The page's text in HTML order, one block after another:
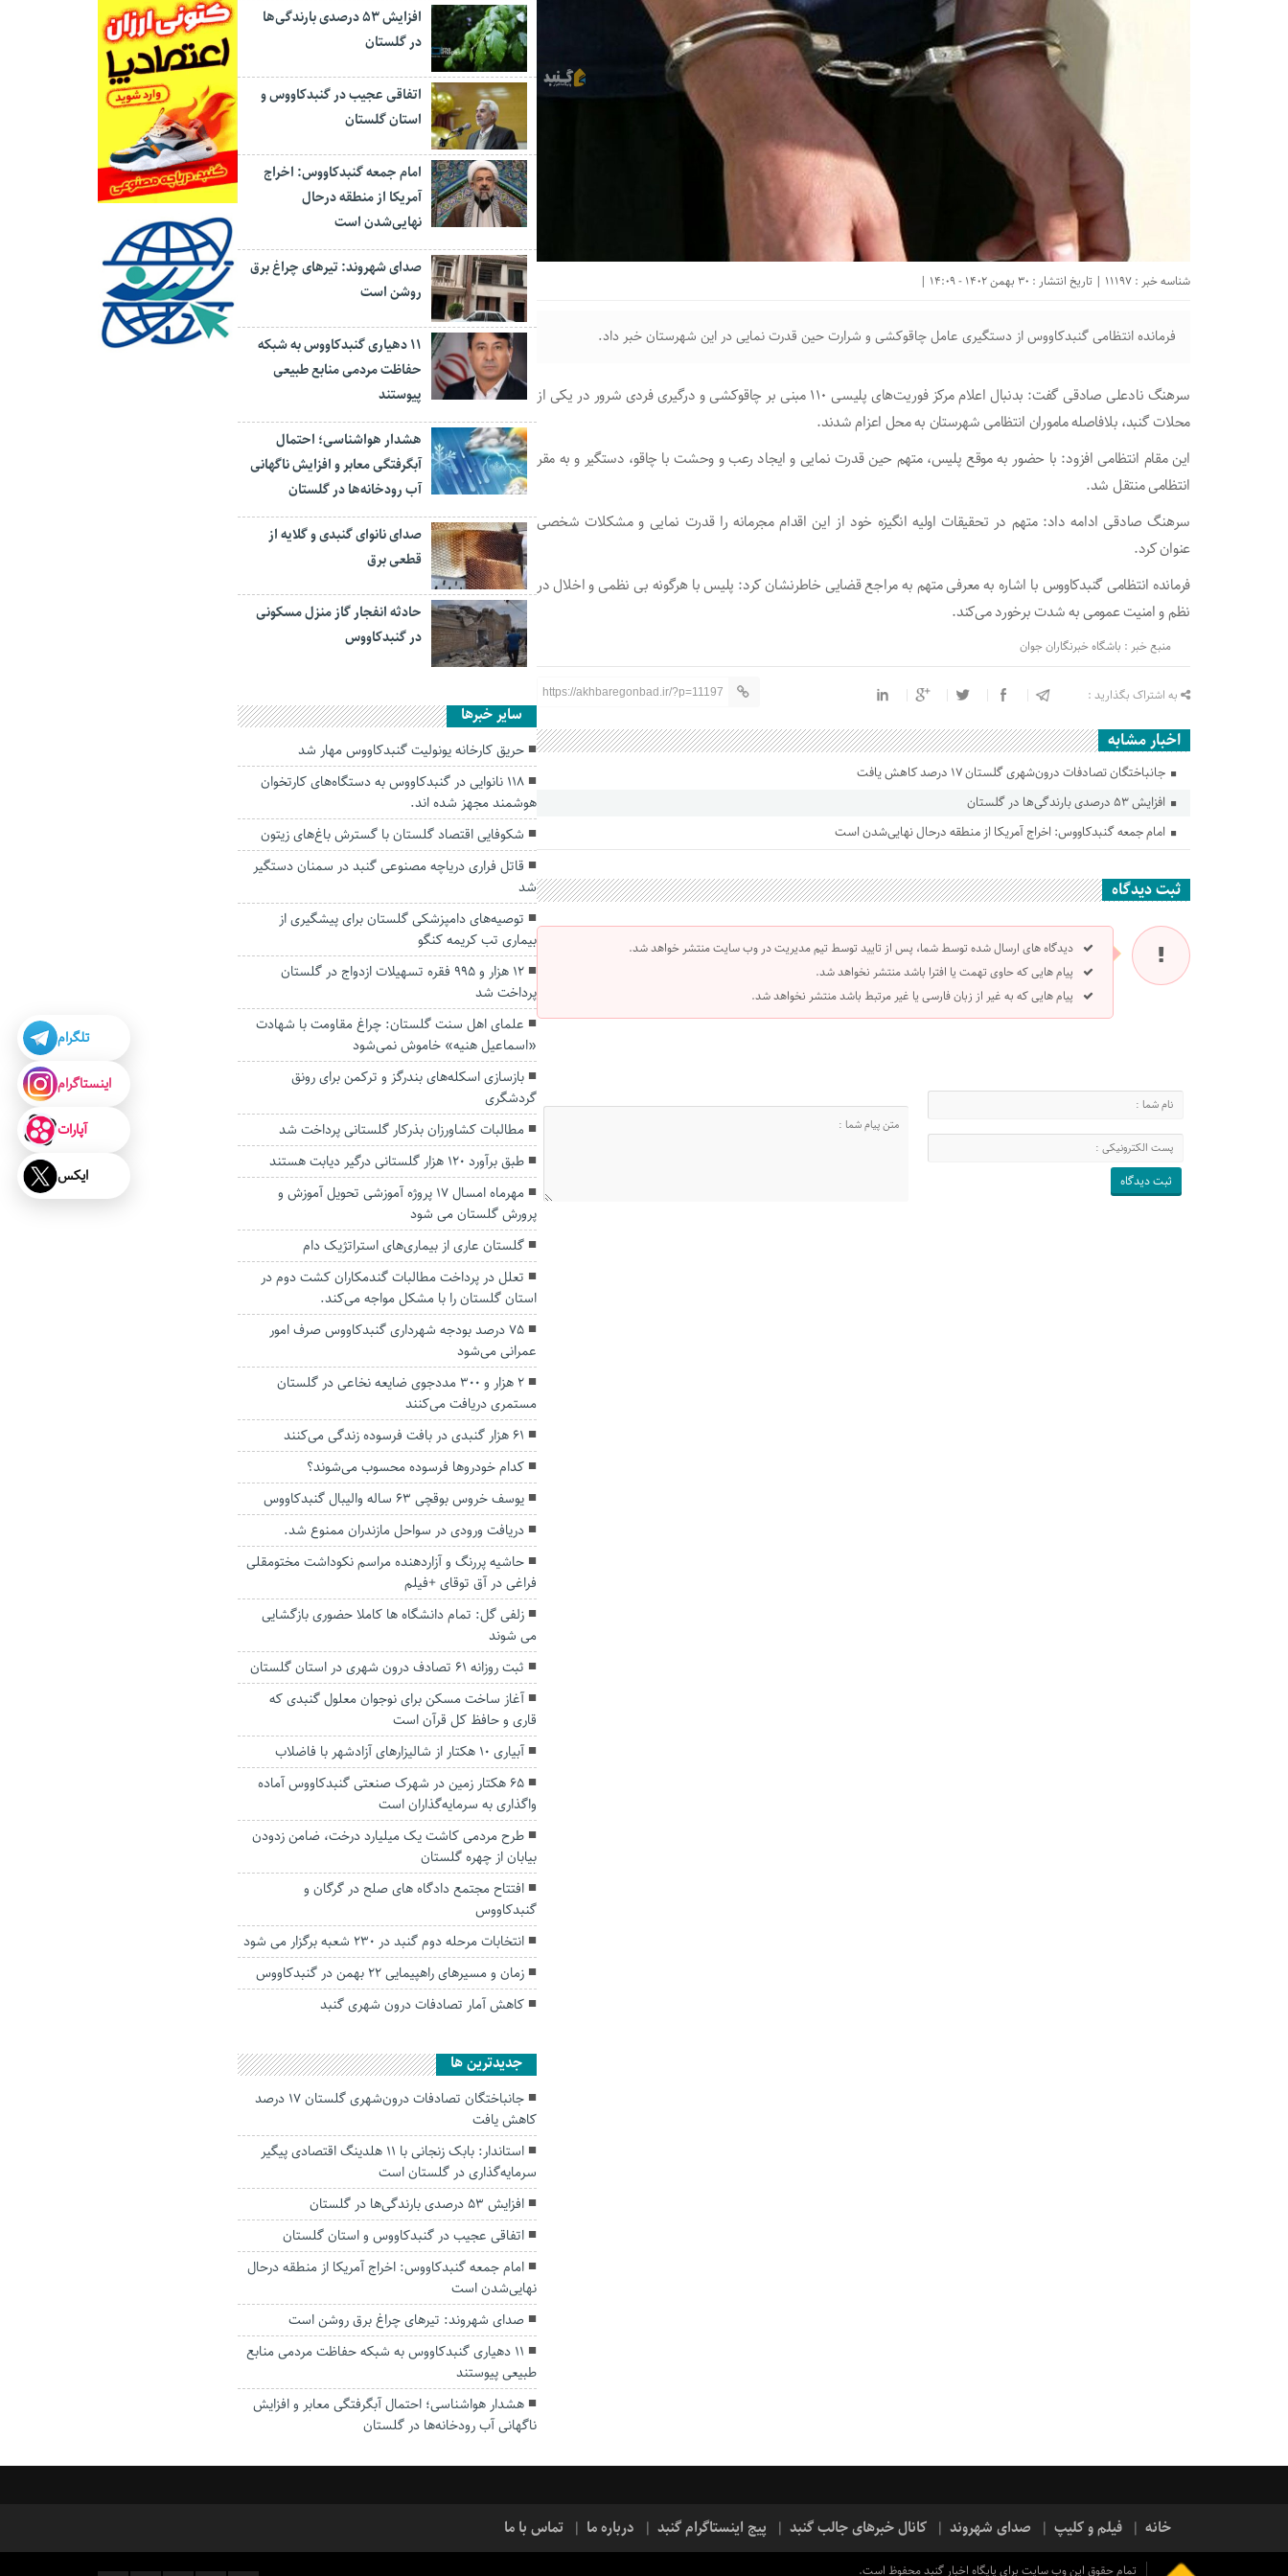
شناسه خبر : 11197 | تاریخ انتشار : 30 بهمن 1402 - 14:09 |
فرمانده انتظامی گنبدکاووس از دستگیری عامل چاقوکشی و شرارت حین قدرت نمایی در این شهرستان خبر داد.
سرهنگ نادعلی صادقی گفت: بدنبال اعلام مرکز فوریت‌های پلیسی ۱۱۰ مبنی بر چاقوکشی و درگیری فردی شرور در یکی از
محلات گنبد، بلافاصله ماموران انتظامی شهرستان به محل اعزام شدند.
این مقام انتظامی افزود: با حضور به موقع پلیس، متهم حین قدرت نمایی و ایجاد رعب و وحشت با چاقو، دستگیر و به مقر
انتظامی منتقل شد.
سرهنگ صادقی ادامه داد: متهم در تحقیقات اولیه انگیزه خود از این اقدام مجرمانه را قدرت نمایی و مشکلات شخصی
عنوان کرد.
فرمانده انتظامی گنبدکاووس با اشاره به معرفی متهم به مراجع قضایی خاطرنشان کرد: پلیس با هرگونه بی نظمی و اخلال در
نظم و امنیت عمومی به شدت برخورد می‌کند.
منبع خبر : باشگاه خبرنگاران جوان
به اشتراک بگذارید : https://akhbaregonbad.ir/?p=11197
اخبار مشابه
جانباختگان تصادفات درون‌شهری گلستان ۱۷ درصد کاهش یافت
افزایش ۵۳ درصدی بارندگی‌ها در گلستان
امام جمعه گنبدکاووس: اخراج آمریکا از منطقه درحال نهایی‌شدن است
ثبت دیدگاه
دیدگاه های ارسال شده توسط شما، پس از تایید توسط تیم مدیریت در وب سایت منتشر خواهد شد.
پیام هایی که حاوی تهمت یا افترا باشد منتشر نخواهد شد.
پیام هایی که به غیر از زبان فارسی یا غیر مرتبط باشد منتشر نخواهد شد.
افزایش ۵۳ درصدی بارندگی‌ها
در گلستان
اتفاقی عجیب در‌ گنبدکاووس و
استان گلستان
امام جمعه گنبدکاووس: اخراج
آمریکا از منطقه درحال
نهایی‌شدن است
صدای شهروند: تیرهای چراغ برق
روشن است
۱۱ دهیاری گنبدکاووس به شبکه
حفاظت مردمی منابع طبیعی
پیوستند
هشدار هواشناسی؛ احتمال
آبگرفتگی معابر و افزایش ناگهانی
آب رودخانه‌ها در گلستان
صدای نانوای گنبدی و گلایه از
قطعی برق
حادثه انفجار گاز منزل مسکونی
در گنبدکاووس
سایر خبرها
حریق کارخانه یونولیت گنبدکاووس مهار شد
۱۱۸ نانوایی در گنبدکاووس به دستگاه‌های کارتخوان
هوشمند مجهز شده اند.
شکوفایی اقتصاد گلستان با گسترش باغ‌های زیتون
قاتل فراری دریاچه مصنوعی گنبد در سمنان دستگیر
شد
توصیه‌های دامپزشکی گلستان برای پیشگیری از
بیماری تب کریمه کنگو
۱۲ هزار و ۹۹۵ فقره تسهیلات ازدواج در گلستان
پرداخت شد
علمای اهل سنت گلستان: چراغ مقاومت با شهادت
«اسماعیل هنیه» خاموش نمی‌شود
بازسازی اسکله‌های بندرگز و ترکمن برای رونق
گردشگری
مطالبات کشاورزان بذرکار گلستانی پرداخت شد
طبق برآورد ۱۲۰ هزار گلستانی درگیر دیابت هستند
مهرماه امسال 17 پروژه آموزشی تحویل آموزش و
پرورش گلستان می شود
گلستان عاری از بیماری‌های استراتژیک دام
تعلل در پرداخت مطالبات گندمکاران کشت دوم در
استان گلستان را با مشکل مواجه می‌کند.
۷۵ درصد بودجه شهرداری گنبدکاووس صرف امور
عمرانی‌ می‌شود
2 هزار و ۳۰۰ مددجوی ضایعه نخاعی در گلستان
مستمری دریافت می‌کنند
۶۱ هزار گنبدی در بافت‌ فرسوده زندگی می‌کنند
کدام خودروها فرسوده محسوب می‌شوند؟
یوسف خروس بوقچی ۶۳ ساله والیبال گنبدکاووس
دریافت ورودی در سواحل مازندران ممنوع شد.
حاشیه پررنگ و آزاردهنده مراسم نکوداشت مختومقلی
فراغی در آق توقای +فیلم
زلفی گل: تمام دانشگاه ها کاملا حضوری بازگشایی
می شوند
ثبت روزانه ۶۱ تصادف درون شهری در استان گلستان
آغاز ساخت مسکن برای نوجوان معلول گنبدی که
قاری و حافظ کل قرآن است
آبیاری ۱۰ هکتار از شالیزار‌های آزادشهر با فاضلاب
۶۵ هکتار زمین در شهرک صنعتی گنبدکاووس آماده
واگذاری به سرمایه‌گذاران است
طرح مردمی کاشت یک میلیارد درخت، ضامن زدودن
بیابان از چهره گلستان
افتتاح مجتمع دادگاه های صلح در گرگان و
گنبدکاووس
انتخابات مرحله دوم گنبد در ۲۳۰ شعبه برگزار می شود
زمان و مسیر‌های راهپیمایی ۲۲ بهمن در گنبدکاووس
کاهش آمار تصادفات درون شهری گنبد
جديدترين ها
جانباختگان تصادفات درون‌شهری گلستان ۱۷ درصد
کاهش یافت
استاندار: بابک زنجانی با ۱۱ هلدینگ اقتصادی پیگیر
سرمایه‌گذاری در گلستان است
افزایش ۵۳ درصدی بارندگی‌ها در گلستان
اتفاقی عجیب در‌ گنبدکاووس و استان گلستان
امام جمعه گنبدکاووس: اخراج آمریکا از منطقه درحال
نهایی‌شدن است
صدای شهروند: تیرهای چراغ برق روشن است
۱۱ دهیاری گنبدکاووس به شبکه حفاظت مردمی منابع
طبیعی پیوستند
هشدار هواشناسی؛ احتمال آبگرفتگی معابر و افزایش
ناگهانی آب رودخانه‌ها در گلستان
خانه فیلم و کلیپ صدای شهروند کانال خبرهای جالب گنبد پیج اینستاگرام گنبد درباره ما تماس با ما
تمام حقوق این وب سایت برای پایگاه اخبار گنبد محفوظ است.
تلگرام
اینستاگرام
آپارات
ایکس